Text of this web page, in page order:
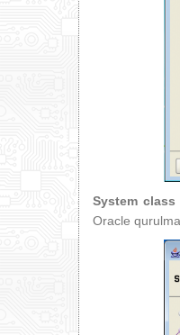
System class
Oracle